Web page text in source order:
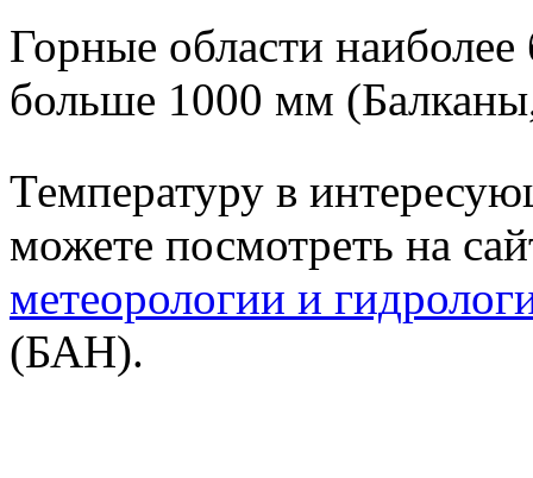
Горные области
больше 1000 мм
Температуру в
можете посмотреть на
метеорологии и
(БАН).